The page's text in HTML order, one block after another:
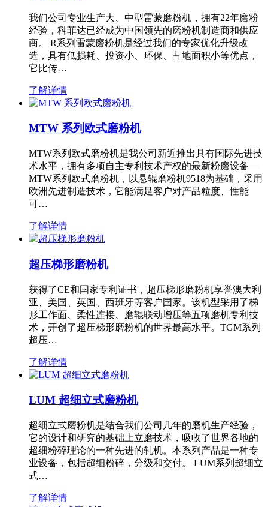
我们公司专业生产大、中型雷蒙磨粉机，拥有22年磨粉
经验，科菲达已经成为中国领先的磨粉机制造商和供应
商。 R系列雷蒙磨粉机是经过我们的专家优化升级改
造，具有低损耗、投资小、环保、占地面积小等优点，
它比传…
了解详情
MTW 系列欧式磨粉机
MTW系列欧式磨粉机是我公司新近推出具有国际先进技
术水平，拥有多项自主专利技术产权的最新粉磨设备—
MTW系列欧式磨粉机，以悬辊磨粉机9518为基础，采用
欧洲先进制造技术，它能满足客户对产品粒度、性能
可…
了解详情
超压梯形磨粉机
获得了CE和国家专利证书，超压梯形磨粉机享誉澳大利
亚、美国、英国、西班牙等客户国家。该机型采用了梯
形工作面、柔性连接、磨辊联动增压等五项磨机专利技
术，开创了超压梯形磨粉机的世界最高水平。TGM系列
超压…
了解详情
LUM 超细立式磨粉机
超细立式磨粉机是结合我们公司几年的磨机生产经验，
它的设计和研究的基础上立磨技术，吸收了世界各地的
超细粉碎理论的一种先进的轧机。本系列产品是一种专
业设备，包括超细粉碎，分级和交付。 LUM系列超细立
式…
了解详情